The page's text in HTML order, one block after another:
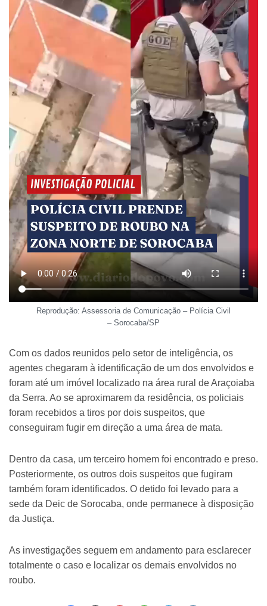
Reprodução: Assessoria de Comunicação – Polícia Civil
– Sorocaba/SP
Com os dados reunidos pelo setor de inteligência, os
agentes chegaram à identificação de um dos envolvidos e
foram até um imóvel localizado na área rural de Araçoiaba
da Serra. Ao se aproximarem da residência, os policiais
foram recebidos a tiros por dois suspeitos, que
conseguiram fugir em direção a uma área de mata.
Dentro da casa, um terceiro homem foi encontrado e preso.
Posteriormente, os outros dois suspeitos que fugiram
também foram identificados. O detido foi levado para a
sede da Deic de Sorocaba, onde permanece à disposição
da Justiça.
As investigações seguem em andamento para esclarecer
totalmente o caso e localizar os demais envolvidos no
roubo.